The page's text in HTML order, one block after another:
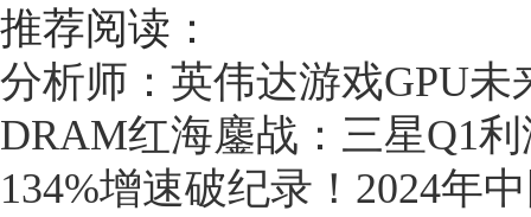
推荐阅读：
分析师：英伟达游戏GPU未
DRAM红海鏖战：三星Q1
134%增速破纪录！2024年